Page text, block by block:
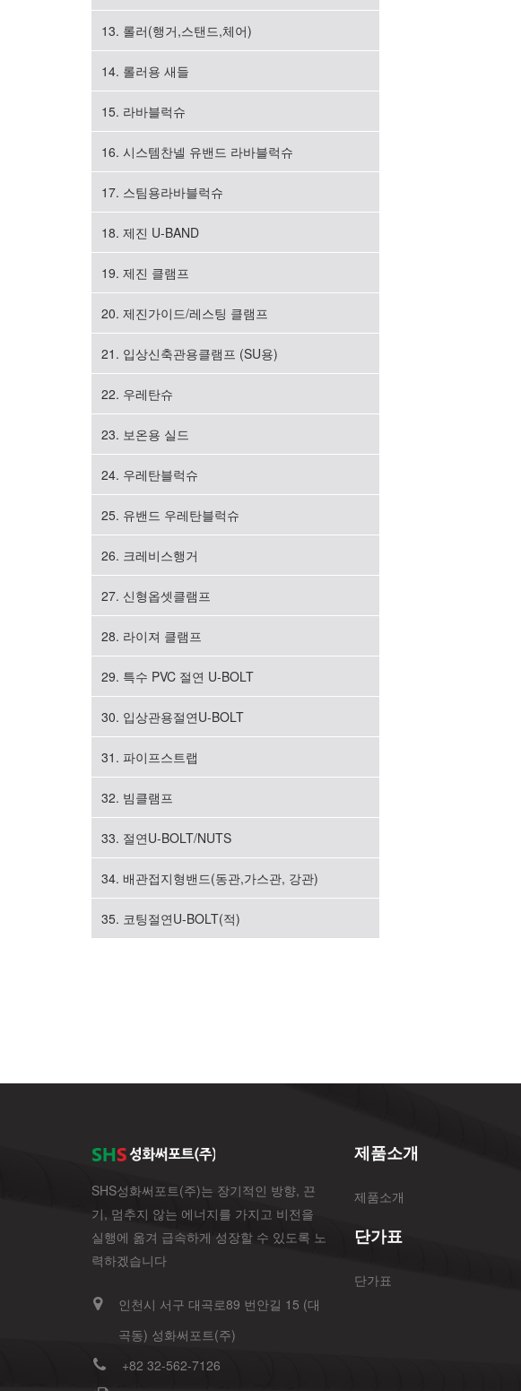
13. 롤러(행거,스탠드,체어)
14. 롤러용 새들
15. 라바블럭슈
16. 시스템찬넬 유밴드 라바블럭슈
17. 스팀용라바블럭슈
18. 제진 U-BAND
19. 제진 클램프
20. 제진가이드/레스팅 클램프
21. 입상신축관용클램프 (SU용)
22. 우레탄슈
23. 보온용 실드
24. 우레탄블럭슈
25. 유밴드 우레탄블럭슈
26. 크레비스행거
27. 신형옵셋클램프
28. 라이져 클램프
29. 특수 PVC 절연 U-BOLT
30. 입상관용절연U-BOLT
31. 파이프스트랩
32. 빔클램프
33. 절연U-BOLT/NUTS
34. 배관접지형밴드(동관,가스관, 강관)
35. 코팅절연U-BOLT(적)
SHS성화써포트(주)는 장기적인 방향, 끈
기, 멈추지 않는 에너지를 가지고 비전을
실행에 옮겨 급속하게 성장할 수 있도록 노
력하겠습니다
인천시 서구 대곡로89 번안길 15 (대
곡동) 성화써포트(주)
+82 32-562-7126
제품소개
제품소개
단가표
단가표